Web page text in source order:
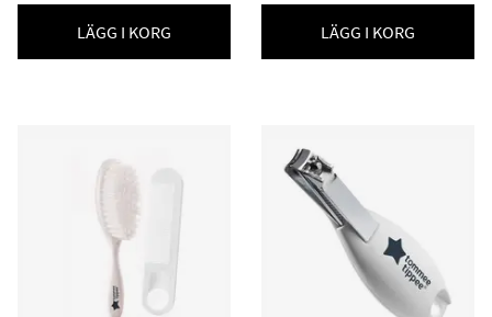
LÄGG I KORG LÄGG I KORG